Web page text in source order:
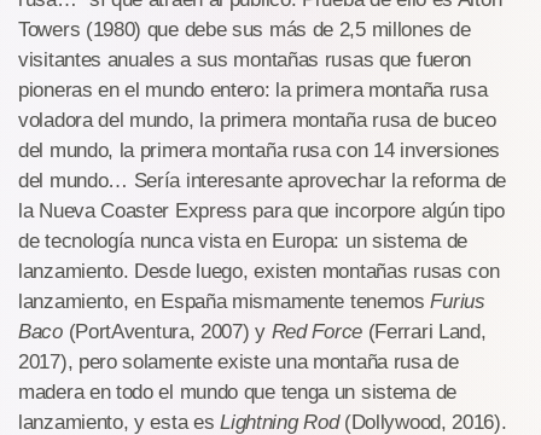
Towers (1980) que debe sus más de 2,5 millones de
visitantes anuales a sus montañas rusas que fueron
pioneras en el mundo entero: la primera montaña rusa
voladora del mundo, la primera montaña rusa de buceo
del mundo, la primera montaña rusa con 14 inversiones
del mundo… Sería interesante aprovechar la reforma de
la Nueva Coaster Express para que incorpore algún tipo
de tecnología nunca vista en Europa: un sistema de
lanzamiento. Desde luego, existen montañas rusas con
lanzamiento, en España mismamente tenemosFurius
Baco(PortAventura, 2007) yRed Force(Ferrari Land,
2017), pero solamente existe una montaña rusa de
madera en todo el mundo que tenga un sistema de
lanzamiento, y esta es Lightning Rod (Dollywood, 2016).